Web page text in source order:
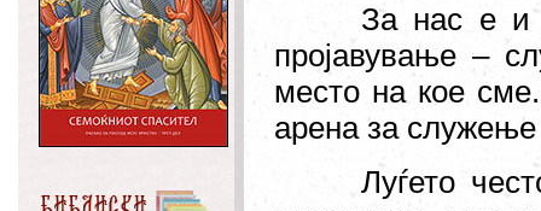
За нас е и
пројавување –
место на кое
арена за служење
Луѓето